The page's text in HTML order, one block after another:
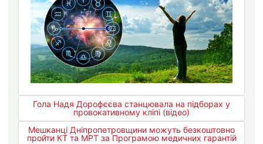
Гола Надя Дорофєєва станцювала на підборах у
провокативному кліпі (відео)
Мешканці Дніпропетровщини можуть безкоштовно
пройти КТ та МРТ за Програмою медичних гарантій